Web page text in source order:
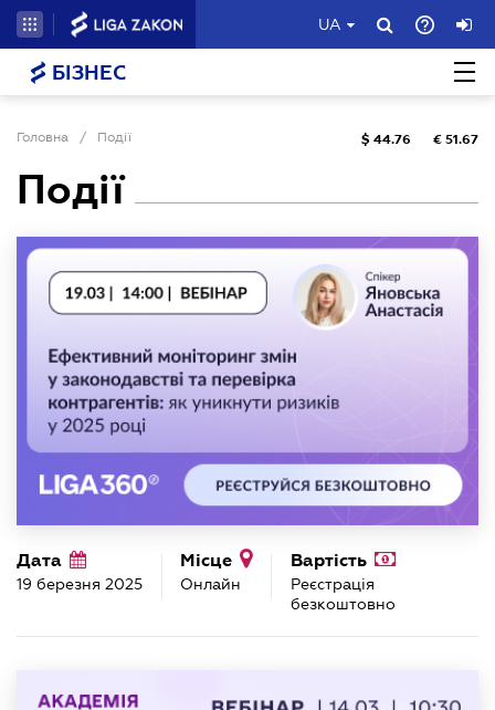
UA
БІЗНЕС
Головна / Події $ 44.76 € 51.67
Події
Дата
19 березня 2025
Місце
Онлайн
Вартість
Реєстрація
безкоштовно